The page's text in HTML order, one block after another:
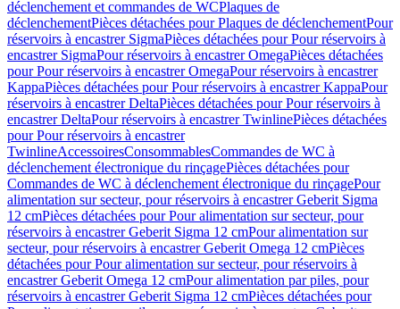
déclenchement et commandes de WCPlaques de
déclenchementPièces détachées pour Plaques de déclenchementPour
réservoirs à encastrer SigmaPièces détachées pour Pour réservoirs à
encastrer SigmaPour réservoirs à encastrer OmegaPièces détachées
pour Pour réservoirs à encastrer OmegaPour réservoirs à encastrer
KappaPièces détachées pour Pour réservoirs à encastrer KappaPour
réservoirs à encastrer DeltaPièces détachées pour Pour réservoirs à
encastrer DeltaPour réservoirs à encastrer TwinlinePièces détachées
pour Pour réservoirs à encastrer
TwinlineAccessoiresConsommablesCommandes de WC à
déclenchement électronique du rinçagePièces détachées pour
Commandes de WC à déclenchement électronique du rinçagePour
alimentation sur secteur, pour réservoirs à encastrer Geberit Sigma
12 cmPièces détachées pour Pour alimentation sur secteur, pour
réservoirs à encastrer Geberit Sigma 12 cmPour alimentation sur
secteur, pour réservoirs à encastrer Geberit Omega 12 cmPièces
détachées pour Pour alimentation sur secteur, pour réservoirs à
encastrer Geberit Omega 12 cmPour alimentation par piles, pour
réservoirs à encastrer Geberit Sigma 12 cmPièces détachées pour